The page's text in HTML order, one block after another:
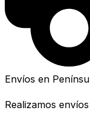
Envíos en
Realizamos